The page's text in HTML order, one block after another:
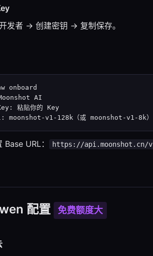
发者 → 创建密钥 → 复制保存。
onboard
AI
粘贴你的 Key
moonshot-v1-128k（或 moonshot-v1-8k）
URL： https://api.moonshot.cn/
配置 免费额度大